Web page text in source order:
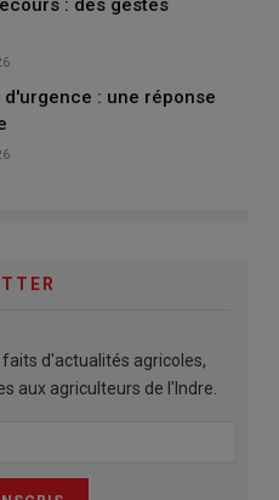
: des gestes
: une réponse
d'actualités agricoles,
aux agriculteurs de l'Indre.